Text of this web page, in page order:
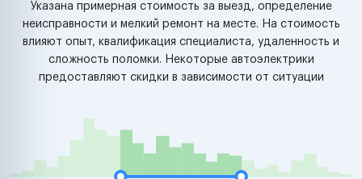
Указана примерная стоимость за выезд, определение
неисправности и мелкий ремонт на месте. На стоимость
влияют опыт, квалификация специалиста, удаленность и
сложность поломки. Некоторые автоэлектрики
предоставляют скидки в зависимости от ситуации